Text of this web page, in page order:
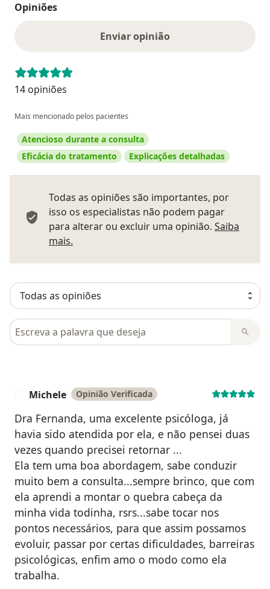
Opiniões
Enviar opinião
14 opiniões
Mais mencionado pelos pacientes
Atencioso durante a consulta
Eficácia do tratamento
Explicações detalhadas
Todas as opiniões são importantes, por
isso os especialistas não podem pagar
para alterar ou excluir uma opinião. Saiba
mais.
Pesquisar em opiniões
Michele Opinião Verificada
Dra Fernanda, uma excelente psicóloga, já
havia sido atendida por ela, e não pensei duas
vezes quando precisei retornar ...
Ela tem uma boa abordagem, sabe conduzir
muito bem a consulta...sempre brinco, que com
ela aprendi a montar o quebra cabeça da
minha vida todinha, rsrs...sabe tocar nos
pontos necessários, para que assim possamos
evoluir, passar por certas dificuldades, barreiras
psicológicas, enfim amo o modo como ela
trabalha.